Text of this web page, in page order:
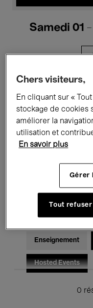
Samedi 01
Expositions
Rencontres &
Musique
Pour tous
Enseignement
Hosted Events
0
Chers visiteurs,
En cliquant sur «
stockage de cookies
améliorer la
utilisation et
En savoir plus
Gérer
Tout refuser